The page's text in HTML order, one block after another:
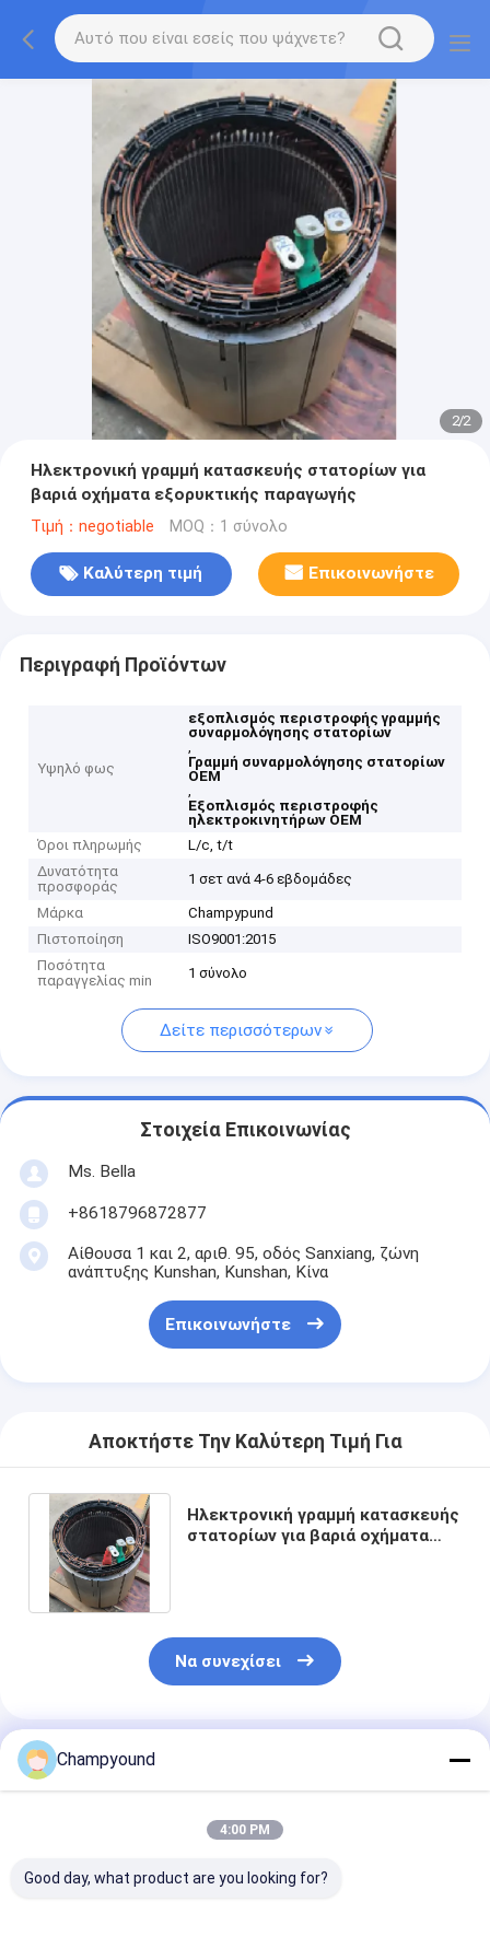
2/2
Ηλεκτρονική γραμμή κατασκευής στατορίων για
βαριά οχήματα εξορυκτικής παραγωγής
Τιμή：negotiable MOQ：1 σύνολο
Καλύτερη τιμή Επικοινωνήστε
Περιγραφή Προϊόντων
Υψηλό φως
εξοπλισμός περιστροφής γραμμής
συναρμολόγησης στατορίων
,
Γραμμή συναρμολόγησης στατορίων
OEM
,
Εξοπλισμός περιστροφής
ηλεκτροκινητήρων OEM
Όροι πληρωμής
L/c, t/t
Δυνατότητα
προσφοράς
1 σετ ανά 4-6 εβδομάδες
Μάρκα
Champypund
Πιστοποίηση
ISO9001:2015
Ποσότητα
παραγγελίας min
1 σύνολο
Δείτε περισσότερων
Στοιχεία Επικοινωνίας
Ms. Bella
+8618796872877
Αίθουσα 1 και 2, αριθ. 95, οδός Sanxiang, ζώνη
ανάπτυξης Kunshan, Kunshan, Κίνα
Επικοινωνήστε
Αποκτήστε Την Καλύτερη Τιμή Για
Ηλεκτρονική γραμμή κατασκευής
στατορίων για βαριά οχήματα
Να συνεχίσει
Συνιστώμενα Προϊόντα
Champyound
4:00 PM
Good day, what product are you looking for?